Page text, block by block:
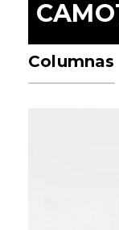
Columnas